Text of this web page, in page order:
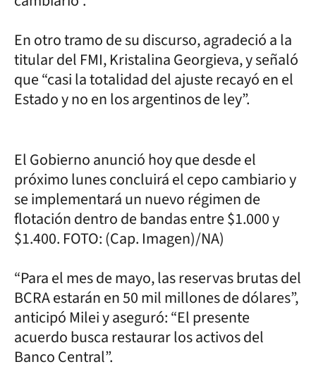
En otro tramo de su discurso, agradeció a la
titular del FMI, Kristalina Georgieva, y señaló
que “casi la totalidad del ajuste recayó en el
Estado y no en los argentinos de ley”.
El Gobierno anunció hoy que desde el
próximo lunes concluirá el cepo cambiario y
se implementará un nuevo régimen de
flotación dentro de bandas entre $1.000 y
$1.400. FOTO: (Cap. Imagen)/NA)
“Para el mes de mayo, las reservas brutas del
BCRA estarán en 50 mil millones de dólares”,
anticipó Milei y aseguró: “El presente
acuerdo busca restaurar los activos del
Banco Central”.